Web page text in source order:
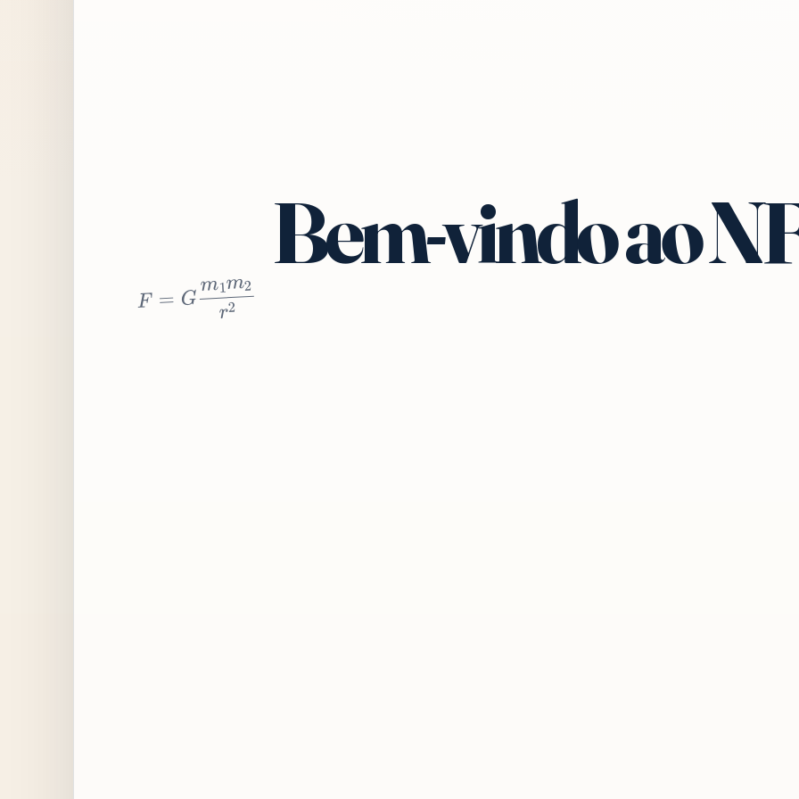
m1m2r2 Bem-vindo ao